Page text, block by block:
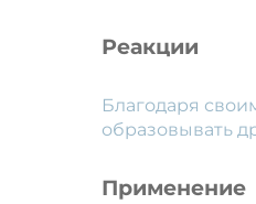
Реакции
Благодаря
образовывать
Применение